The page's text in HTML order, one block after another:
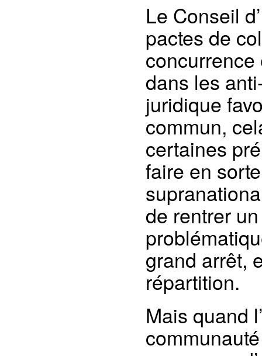
Le Conseil
pactes de
concurrence
dans les
juridique
commun,
certaines
faire en
de rentrer
grand arrêt,
répartition.
Mais quand